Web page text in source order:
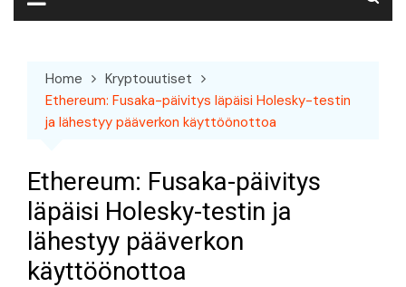
Home
Kryptouutiset
Ethereum: Fusaka-päivitys läpäisi Holesky-testin
ja lähestyy pääverkon käyttöönottoa
Ethereum: Fusaka-päivitys
läpäisi Holesky-testin ja
lähestyy pääverkon
käyttöönottoa